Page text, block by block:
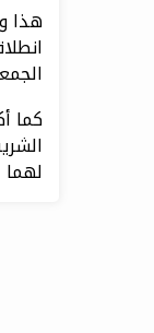
هذا
كما
لهما